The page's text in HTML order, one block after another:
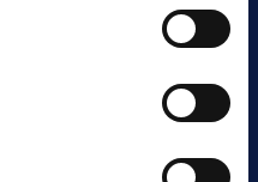
– Karlskoga Tidning,